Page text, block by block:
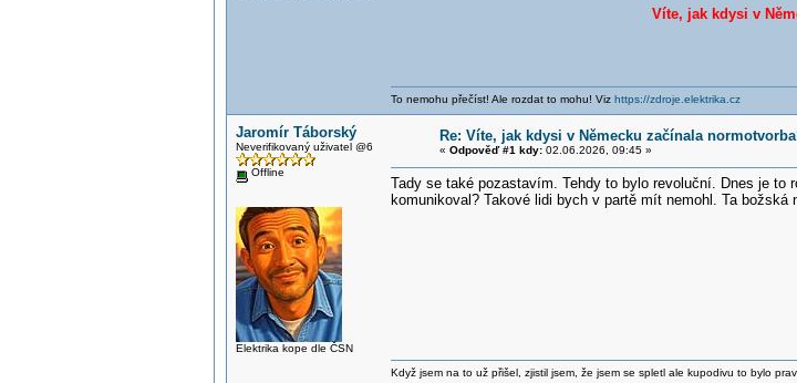
Víte, jak kdysi v
To nemohu přečíst! Ale rozdat to mohu! Viz https://zdroje.elektrika.cz
Jaromír Táborský
Neverifikovaný uživatel @6
Offline
Elektrika kope dle ČSN
Re: Víte, jak kdysi v Německu začínala
« Odpověď #1 kdy:02.06.2026, 09:45 »
Tady se také pozastavím. Tehdy to bylo revoluční. Dnes je to
komunikoval? Takové lidi bych v partě mít nemohl. Ta božská
Když jsem na to už přišel, zjistil jsem, že jsem se spletl ale kupodivu to bylo